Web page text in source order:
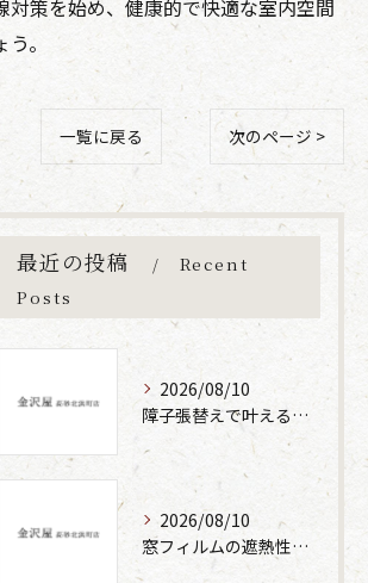
対策を始め、健康的で快適な室内空間
。
一覧に戻る 次のページ >
最近の投稿
Recent
Posts
2026/08/10
障子張替えで叶える快適な住環境づくりのポイント
2026/08/10
窓フィルムの遮熱性能と張替え効果